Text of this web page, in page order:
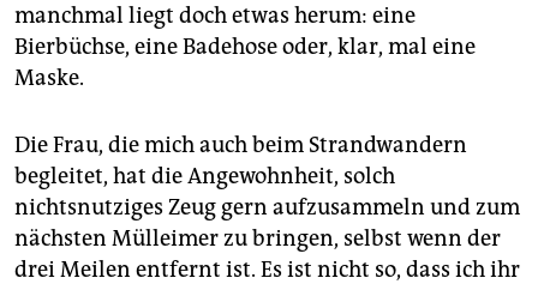
epaper login
manchmal liegt doch etwas herum: eine
Bierbüchse, eine Badehose oder, klar, mal eine
Maske.
Die Frau, die mich auch beim Strandwandern
begleitet, hat die Angewohnheit, solch
nichtsnutziges Zeug gern aufzusammeln und zum
nächsten Mülleimer zu bringen, selbst wenn der
drei Meilen entfernt ist. Es ist nicht so, dass ich ihr